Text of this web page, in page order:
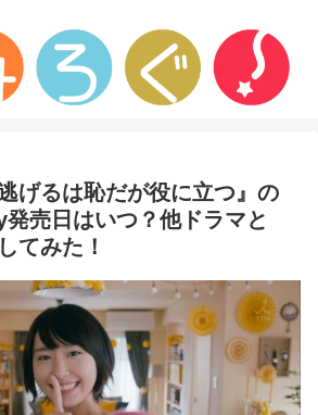
げるは恥だが役に立つ』の
売日はいつ？他ドラマと
てみた！